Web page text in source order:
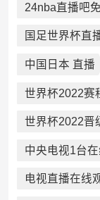
24nba直播吧
国足世界杯直
中国日本 直播
世界杯2022赛
世界杯2022晋
中央电视1台
电视直播在线